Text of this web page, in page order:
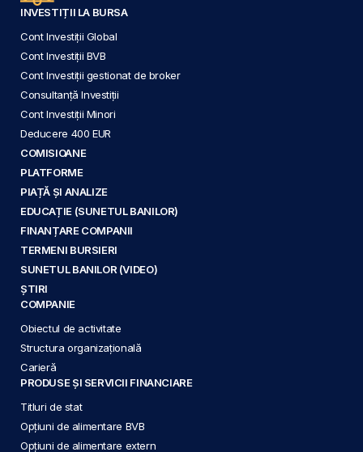
INVESTIȚII LA BURSA
Cont Investiții Global
Cont Investiții BVB
Cont Investiții gestionat de broker
Consultanță Investiții
Cont Investiții Minori
Deducere 400 EUR
COMISIOANE
PLATFORME
PIAȚĂ ȘI ANALIZE
EDUCAȚIE (SUNETUL BANILOR)
FINANȚARE COMPANII
TERMENI BURSIERI
SUNETUL BANILOR (VIDEO)
ȘTIRI
COMPANIE
Obiectul de activitate
Structura organizațională
Carieră
PRODUSE ȘI SERVICII FINANCIARE
Titluri de stat
Opțiuni de alimentare BVB
Opțiuni de alimentare extern